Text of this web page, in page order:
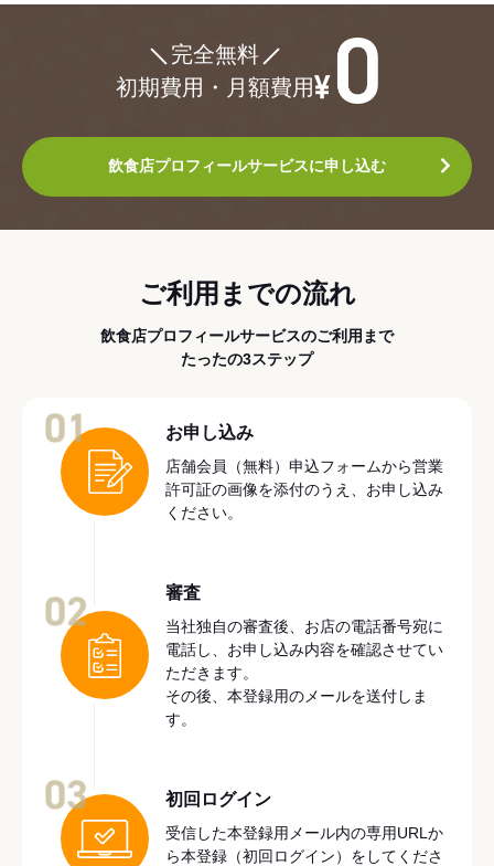
完全無料
初期費用・月額費用
飲食店プロフィールサービスに申し込む
ご利用までの流れ
飲食店プロフィールサービスのご利用まで
たったの3ステップ
お申し込み
店舗会員（無料）申込フォームから営業
許可証の画像を添付のうえ、お申し込み
ください。
審査
当社独自の審査後、お店の電話番号宛に
電話し、お申し込み内容を確認させてい
ただきます。
その後、本登録用のメールを送付しま
す。
初回ログイン
受信した本登録用メール内の専用URLか
ら本登録（初回ログイン）をしてくださ